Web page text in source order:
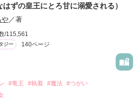
ジシャン？！
作品を読む
作品を読む
はずの皇王にとろ甘に溺愛される）
や／著
/115,561
ジー 140ページ
#竜王 #執着 #魔法 #つがい